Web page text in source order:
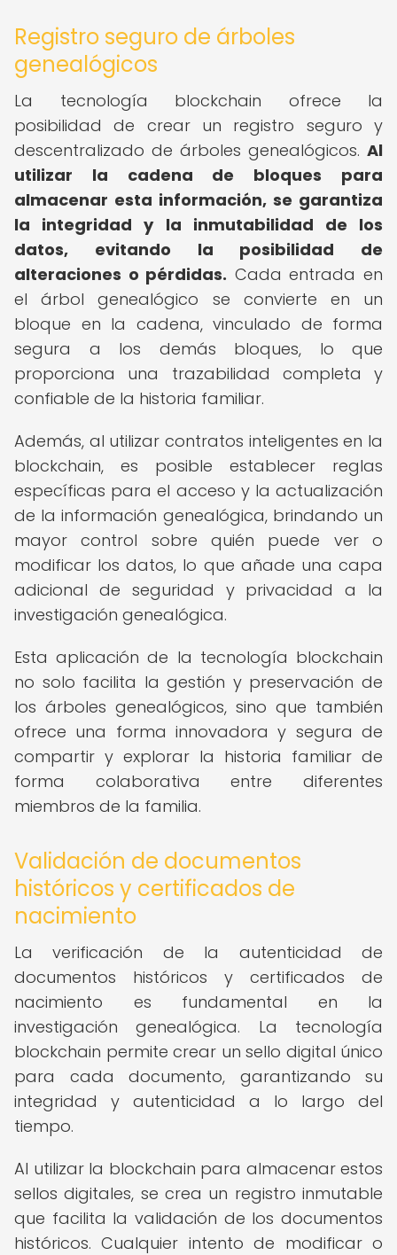
Registro seguro de árboles
genealógicos
La tecnología blockchain ofrece la
posibilidad de crear un registro seguro y
descentralizado de árboles genealógicos. Al
utilizar la cadena de bloques para
almacenar esta información, se garantiza
la integridad y la inmutabilidad de los
datos, evitando la posibilidad de
alteraciones o pérdidas. Cada entrada en
el árbol genealógico se convierte en un
bloque en la cadena, vinculado de forma
segura a los demás bloques, lo que
proporciona una trazabilidad completa y
confiable de la historia familiar.
Además, al utilizar contratos inteligentes en la
blockchain, es posible establecer reglas
específicas para el acceso y la actualización
de la información genealógica, brindando un
mayor control sobre quién puede ver o
modificar los datos, lo que añade una capa
adicional de seguridad y privacidad a la
investigación genealógica.
Esta aplicación de la tecnología blockchain
no solo facilita la gestión y preservación de
los árboles genealógicos, sino que también
ofrece una forma innovadora y segura de
compartir y explorar la historia familiar de
forma colaborativa entre diferentes
miembros de la familia.
Validación de documentos
históricos y certificados de
nacimiento
La verificación de la autenticidad de
documentos históricos y certificados de
nacimiento es fundamental en la
investigación genealógica. La tecnología
blockchain permite crear un sello digital único
para cada documento, garantizando su
integridad y autenticidad a lo largo del
tiempo.
Al utilizar la blockchain para almacenar estos
sellos digitales, se crea un registro inmutable
que facilita la validación de los documentos
históricos. Cualquier intento de modificar o